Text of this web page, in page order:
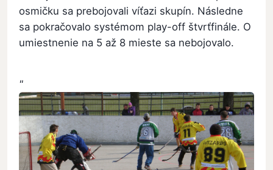
osmičku sa prebojovali víťazi skupín. Následne
sa pokračovalo systémom play-off štvrťfinále. O
umiestnenie na 5 až 8 mieste sa nebojovalo.
"